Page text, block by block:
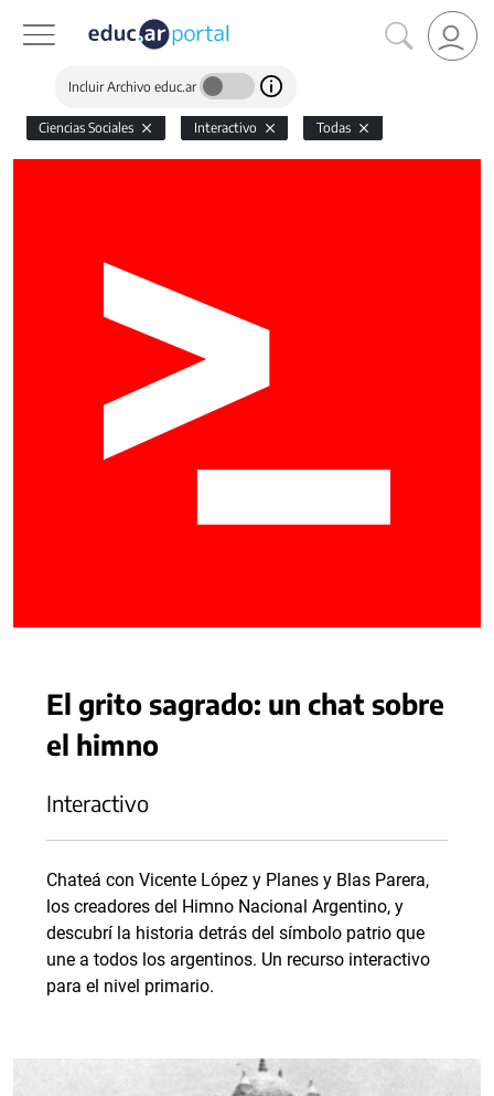
Incluir Archivo educ.ar
Ciencias Sociales Interactivo Todas
El grito sagrado: un chat sobre
el himno
Interactivo
Chateá con Vicente López y Planes y Blas Parera,
los creadores del Himno Nacional Argentino, y
descubrí la historia detrás del símbolo patrio que
une a todos los argentinos. Un recurso interactivo
para el nivel primario.